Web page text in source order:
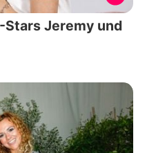
Stars Jeremy und